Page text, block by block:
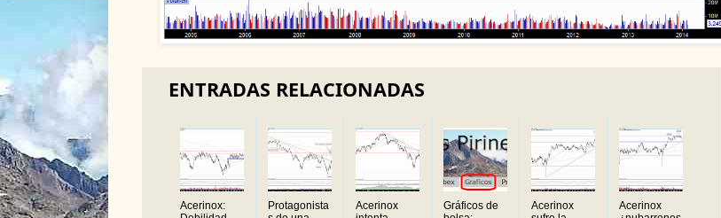
ENTRADAS RELACIONADAS
Acerinox:
Protagonista
Acerinox
Gráficos de
Acerinox
Acerinox